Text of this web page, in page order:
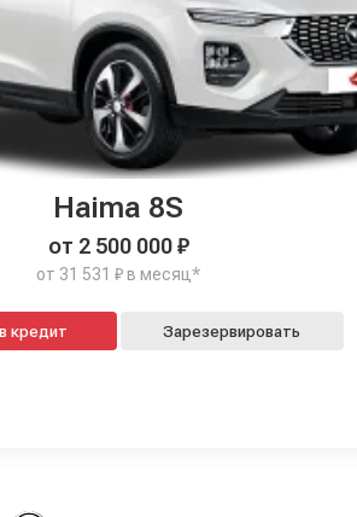
Haima 8S
от 2 500 000 ₽
от 31 531 ₽ в месяц*
Купить в кредит Зарезервировать